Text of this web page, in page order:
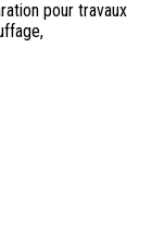
pour travaux